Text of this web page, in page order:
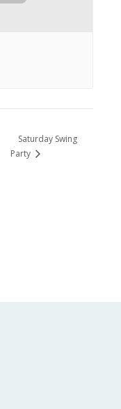
Saturday Swing
Party